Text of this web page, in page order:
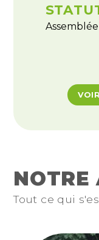
Assemblée
NOTRE
Tout ce qui